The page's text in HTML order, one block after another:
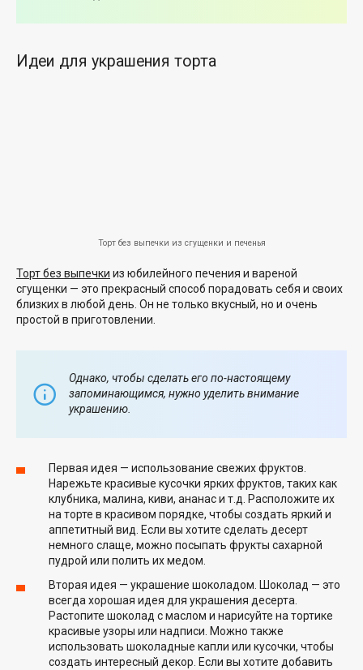
Идеи для украшения торта
Торт без выпечки из сгущенки и печенья
Торт без выпечки из юбилейного печения и вареной
сгущенки — это прекрасный способ порадовать себя и своих
близких в любой день. Он не только вкусный, но и очень
простой в приготовлении.
Однако, чтобы сделать его по-настоящему
запоминающимся, нужно уделить внимание
украшению.
Первая идея — использование свежих фруктов.
Нарежьте красивые кусочки ярких фруктов, таких как
клубника, малина, киви, ананас и т.д. Расположите их
на торте в красивом порядке, чтобы создать яркий и
аппетитный вид. Если вы хотите сделать десерт
немного слаще, можно посыпать фрукты сахарной
пудрой или полить их медом.
Вторая идея — украшение шоколадом. Шоколад — это
всегда хорошая идея для украшения десерта.
Растопите шоколад с маслом и нарисуйте на тортике
красивые узоры или надписи. Можно также
использовать шоколадные капли или кусочки, чтобы
создать интересный декор. Если вы хотите добавить